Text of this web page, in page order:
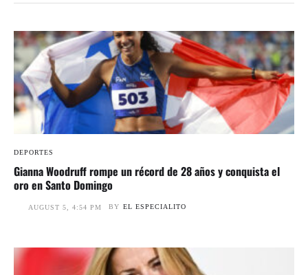
DEPORTES
Gianna Woodruff rompe un récord de 28 años y conquista el
oro en Santo Domingo
AUGUST 5, 4:54 PM BY EL ESPECIALITO